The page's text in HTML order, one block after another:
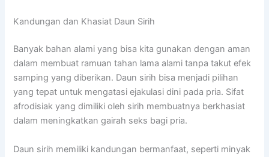
Kandungan dan Khasiat Daun Sirih
Banyak bahan alami yang bisa kita gunakan dengan aman
dalam membuat ramuan tahan lama alami tanpa takut efek
samping yang diberikan. Daun sirih bisa menjadi pilihan
yang tepat untuk mengatasi ejakulasi dini pada pria. Sifat
afrodisiak yang dimiliki oleh sirih membuatnya berkhasiat
dalam meningkatkan gairah seks bagi pria.
Daun sirih memiliki kandungan bermanfaat, seperti minyak